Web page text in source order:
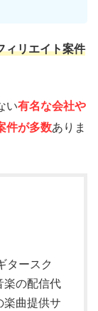
ィリエイト案件
い有名な会社や
件が多数ありま
タースク
楽の配信代
楽曲提供サ